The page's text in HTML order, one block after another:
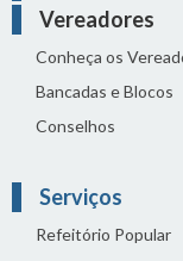
Vereadores
Conheça os
Bancadas e Blocos
Conselhos
Serviços
Refeitório Popular